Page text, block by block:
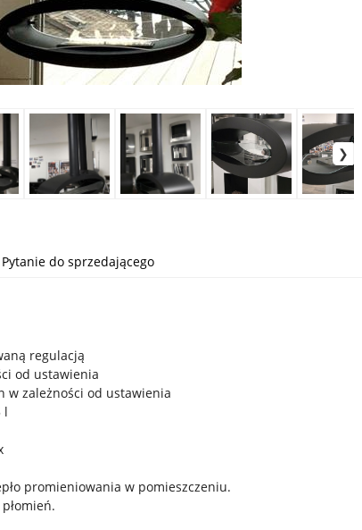
Pytanie do sprzedającego
regulacją
od ustawienia
w zależności od ustawienia
l
promieniowania w pomieszczeniu.